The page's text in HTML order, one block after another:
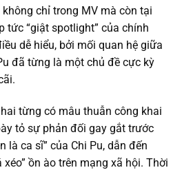
chỉ trong MV mà còn tại
tức “giật spotlight” của chính
dễ hiểu, bởi mối quan hệ giữa
đã từng là một chủ đề cực kỳ
từng có mâu thuẫn công khai
tỏ sự phản đối gay gắt trước
là ca sĩ” của Chi Pu, dẫn đến
ồn ào trên mạng xã hội. Thời